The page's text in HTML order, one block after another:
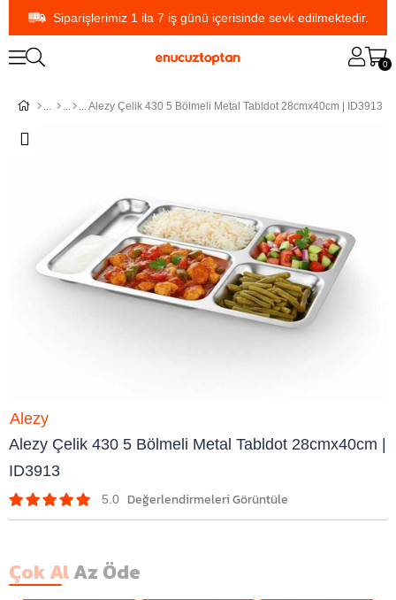
Siparişlerimiz 1 ila 7 iş günü içerisinde sevk edilmektedir.
0
Alezy Çelik 430 5 Bölmeli Metal Tabldot 28cmx40cm | ID3913
Alezy Çelik 430 5 Bölmeli Metal Tabldot 28cmx40cm |
ID3913
5.0
Alezy
Çok AlAz Öde